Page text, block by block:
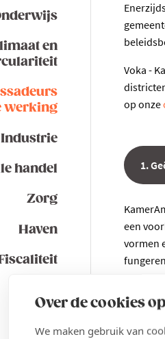
Over de cookies
We maken gebruik van
en
werking
Industrie
handel
Zorg
Haven
Voka -
op onze
1.
een
vormen
Kom hier